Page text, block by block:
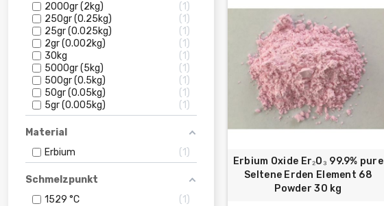
2000gr (2kg)
1
250gr (0.25kg)
1
25gr (0.025kg)
1
2gr (0.002kg)
1
30kg
1
5000gr (5kg)
1
500gr (0.5kg)
1
50gr (0.05kg)
1
5gr (0.005kg)
1
Material
Erbium
1
Schmelzpunkt
1529 °C
1
Erbium Oxide Er₂O₃ 99.9% pure
Seltene Erden Element 68
Powder 30 kg